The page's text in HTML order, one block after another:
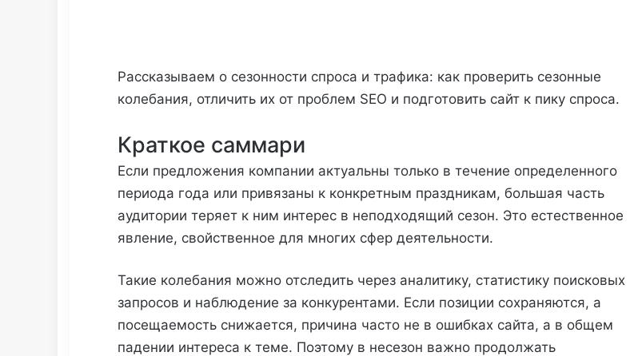
Рассказываем о сезонности спроса и трафика: как проверить сезонные
колебания, отличить их от проблем SEO и подготовить сайт к пику спроса.
Краткое саммари
Если предложения компании актуальны только в течение определенного
периода года или привязаны к конкретным праздникам, большая часть
аудитории теряет к ним интерес в неподходящий сезон. Это естественное
явление, свойственное для многих сфер деятельности.
Такие колебания можно отследить через аналитику, статистику поисковых
запросов и наблюдение за конкурентами. Если позиции сохраняются, а
посещаемость снижается, причина часто не в ошибках сайта, а в общем
падении интереса к теме. Поэтому в несезон важно продолжать